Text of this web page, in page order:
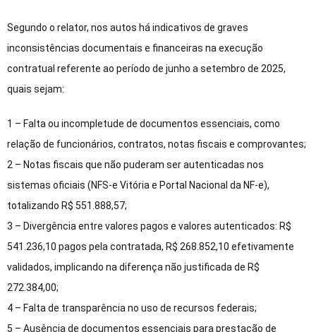
Segundo o relator, nos autos há indicativos de graves
inconsistências documentais e financeiras na execução
contratual referente ao período de junho a setembro de 2025,
quais sejam:
1 – Falta ou incompletude de documentos essenciais, como
relação de funcionários, contratos, notas fiscais e comprovantes;
2 – Notas fiscais que não puderam ser autenticadas nos
sistemas oficiais (NFS-e Vitória e Portal Nacional da NF-e),
totalizando R$ 551.888,57;
3 – Divergência entre valores pagos e valores autenticados: R$
541.236,10 pagos pela contratada, R$ 268.852,10 efetivamente
validados, implicando na diferença não justificada de R$
272.384,00;
4 – Falta de transparência no uso de recursos federais;
5 – Ausência de documentos essenciais para prestação de